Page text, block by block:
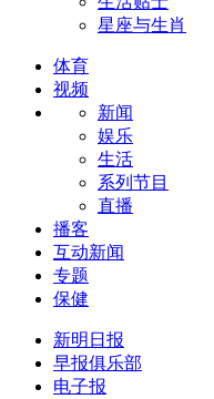
星座与生肖
体育
视频
新闻
娱乐
生活
系列节目
直播
播客
互动新闻
专题
保健
新明日报
早报俱乐部
电子报